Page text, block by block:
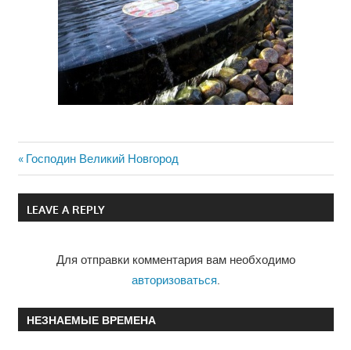
Навигация
по
Previous
Post:
Господин Великий Новгород
LEAVE A REPLY
Для отправки комментария вам необходимо
авторизоваться
НЕЗНАЕМЫЕ ВРЕМЕНА